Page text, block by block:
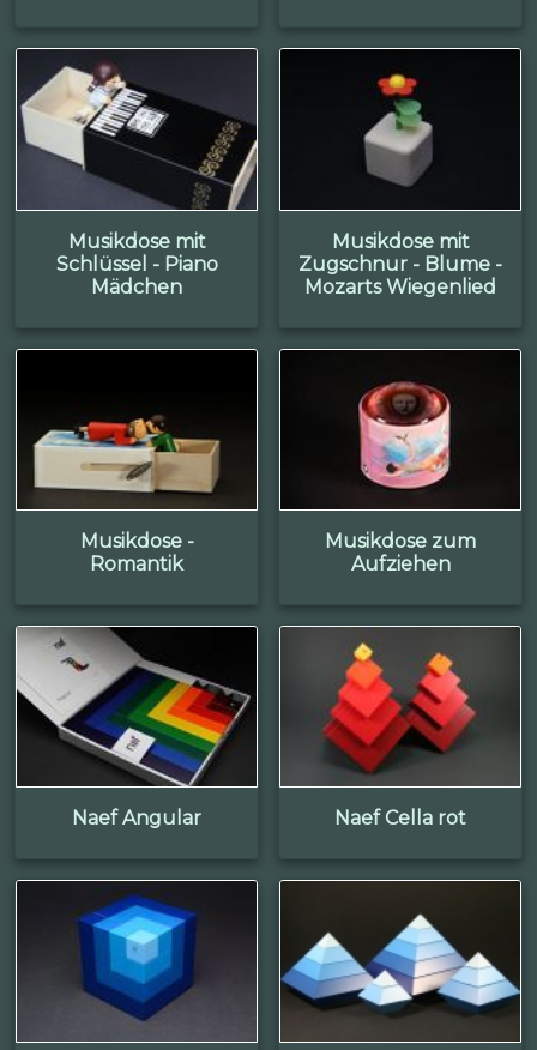
Musikdose mit
Schlüssel - Piano
Mädchen
Musikdose mit
Zugschnur - Blume -
Mozarts Wiegenlied
Musikdose -
Romantik
Musikdose zum
Aufziehen
Naef Angular Naef Cella rot